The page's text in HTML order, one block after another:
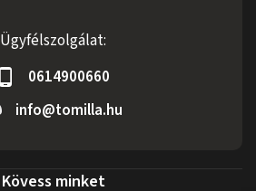
Ügyfélszolgálat:
0614900660
info@tomilla.hu
Kövess minket